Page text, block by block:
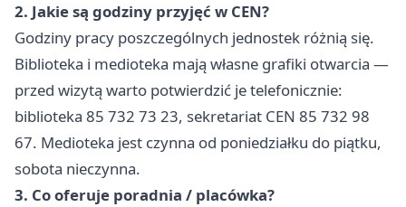
2. Jakie są godziny przyjęć w CEN?
Godziny pracy poszczególnych jednostek różnią się.
Biblioteka i medioteka mają własne grafiki otwarcia —
przed wizytą warto potwierdzić je telefonicznie:
biblioteka 85 732 73 23, sekretariat CEN 85 732 98
67. Medioteka jest czynna od poniedziałku do piątku,
sobota nieczynna.
3. Co oferuje poradnia / placówka?